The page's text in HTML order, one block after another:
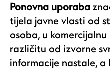
Ponovna uporaba
tijela javne vlasti od
osoba, u
različitu od izvorne
informacije nastale, a